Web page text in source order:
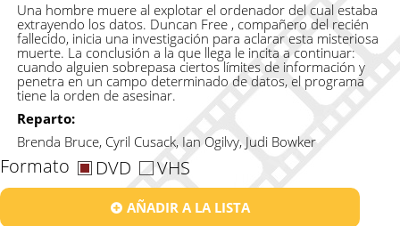
Una hombre muere al explotar el ordenador del cual estaba
extrayendo los datos. Duncan Free , compañero del recién
fallecido, inicia una investigación para aclarar esta misteriosa
muerte. La conclusión a la que llega le incita a continuar:
cuando alguien sobrepasa ciertos límites de información y
penetra en un campo determinado de datos, el programa
tiene la orden de asesinar.
Reparto:
Brenda Bruce, Cyril Cusack, Ian Ogilvy, Judi Bowker
Formato DVD VHS
AÑADIR A LA LISTA